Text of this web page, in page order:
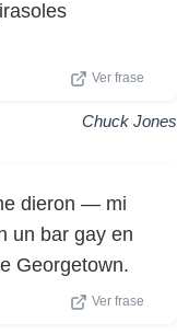
Ver frase
Chuck Jones
dieron — mi
un bar gay en
Georgetown.
Ver frase